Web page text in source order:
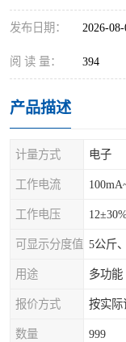
发布日期： 2026-
阅 读 量： 394
产品描述
计量方式 电子
工作电流
工作电压
可显示分度值 5公斤
用途 多功能
报价方式 按实际
数量 999